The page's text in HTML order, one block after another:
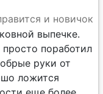
и новичок
выпечке.
просто поработил
руки от
ложится